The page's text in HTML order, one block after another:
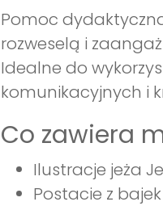
Pomoc
rozweselą i
Idealne do
komunikacyjnych i
Co zawiera
Ilustracje jeża
Postacie z